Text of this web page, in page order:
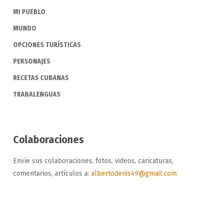
MI PUEBLO
MUNDO
OPCIONES TURÍSTICAS
PERSONAJES
RECETAS CUBANAS
TRABALENGUAS
Colaboraciones
Envíe sus colaboraciones, fotos, videos, caricaturas,
comentarios, artículos a: albertodenis49@gmail.com